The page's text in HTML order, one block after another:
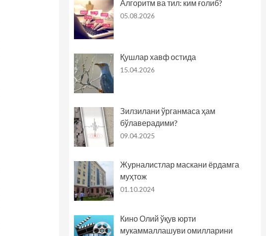
Алгоритм ва тил: ким ғолиб?
05.08.2026
Қушлар хавф остида
15.04.2026
Зилзилани ўрганмаса ҳам
бўлаверадими?
09.04.2025
Журналистлар маскани ёрдамга
муҳтож
01.10.2024
Кино Олий ўқув юрти
мукаммаллашуви омилларини